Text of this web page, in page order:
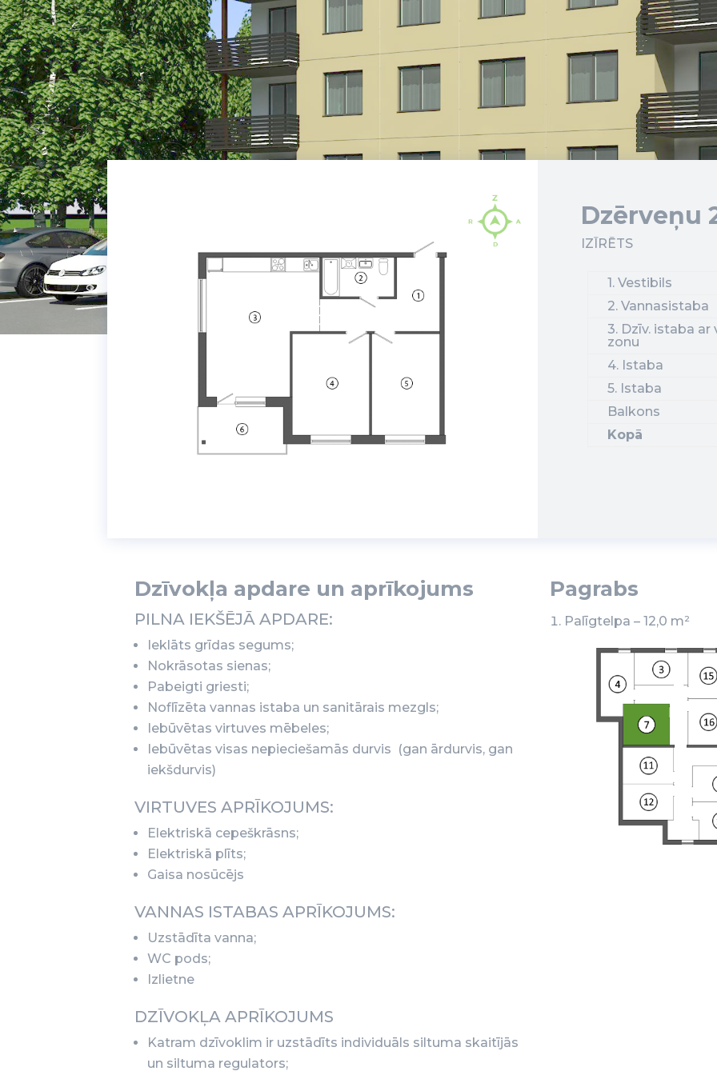
Dzērveņu
IZĪRĒTS
1. Vestibils
2. Vannasistaba
3. Dzīv. istaba ar
zonu
4. Istaba
5. Istaba
Balkons
Kopā
Dzīvokļa apdare un aprīkojums
PILNA IEKŠĒJĀ APDARE:
Ieklāts grīdas segums;
Nokrāsotas sienas;
Pabeigti griesti;
Noflīzēta vannas istaba un sanitārais mezgls;
Iebūvētas virtuves mēbeles;
Iebūvētas visas nepieciešamās durvis (gan ārdurvis, gan
iekšdurvis)
VIRTUVES APRĪKOJUMS:
Elektriskā cepeškrāsns;
Elektriskā plīts;
Gaisa nosūcējs
VANNAS ISTABAS APRĪKOJUMS:
Uzstādīta vanna;
WC pods;
Izlietne
DZĪVOKĻA APRĪKOJUMS
Katram dzīvoklim ir uzstādīts individuāls siltuma skaitījās
un siltuma regulators;
Pagrabs
Palīgtelpa – 12,0 m²